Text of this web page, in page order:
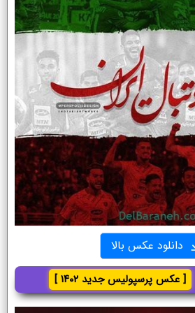
دانلود عکس بالا
[ عکس پرسپولیس جدید ۱۴۰۲ ]